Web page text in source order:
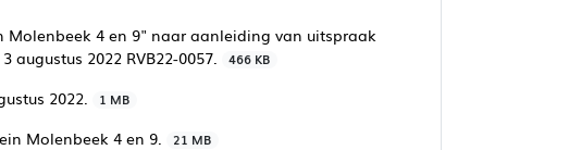
4 en 9" naar aanleiding van uitspraak
2022 RVB22-0057.
466 KB
2022. 1 MB
Molenbeek 4 en 9. 21 MB